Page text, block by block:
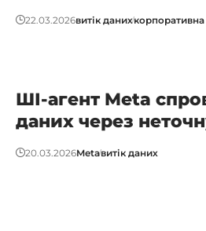
22.03.2026витік даних
ШІ-агент Meta
даних через
20.03.2026Metaвитік даних